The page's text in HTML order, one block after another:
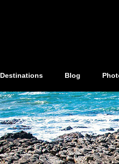
Destinations Blog